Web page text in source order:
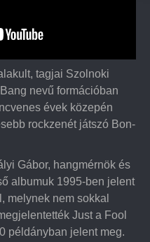
tagjai Szolnoki
nevű formációban
évek közepén
rockzenét játszó Bon-
Gábor, hangmérnök és
albumuk 1995-ben jelent
melynek nem sokkal
Just a Fool
példányban jelent meg.